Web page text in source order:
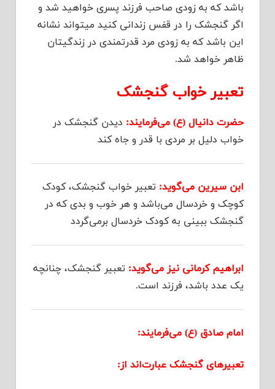
باشد که به زودی صاحب فرزند پسری خواهید شد و
اگر گنجشک را در قفس زندانی کنید میتواند نشانه
این باشد که به زودی مرد قدرتمندی در زندگیتان
ظاهر خواهد شد.
تعبیر خواب گنجشک
حضرت دانیال (ع) می‌فرمایند: دیدن گنجشک در
خواب دلیل بر مردی با قدر و جاه کند
ابن سیرین می‌گوید: تعبیر خواب گنجشک، کودک
کوچک و خردسال می‌باشد و هر خوب و بدی که در
گنجشک ببینی به کودک خردسال برمی‌گردد
ابراهیم کرمانی نیز می‌گوید: تعبیر گنجشک، چنانچه
یک عدد باشد، فرزند است.
امام صادق (ع) می‌فرمایند:
تعبیرهای گنجشک عبارت‌اند از: